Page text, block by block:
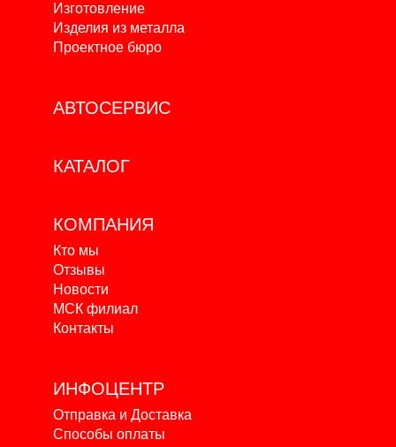
Изготовление
Изделия из металла
Проектное бюро
АВТОСЕРВИС
КАТАЛОГ
КОМПАНИЯ
Кто мы
Отзывы
Новости
МСК филиал
Контакты
ИНФОЦЕНТР
Отправка и Доставка
Способы оплаты